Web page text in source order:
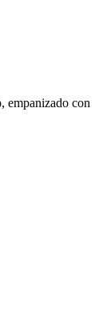
empanizado con